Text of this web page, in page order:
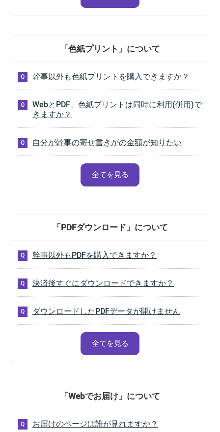
「色紙プリント」 について
幹事以外も色紙プリントを購入できますか？
WebとPDF、色紙プリントは同時に利用(併用)で
きますか？
自分が幹事の寄せ書きがの金額が知りたい
全てを見る
「PDFダウンロード」 について
幹事以外もPDFを購入できますか？
決済後すぐにダウンロードできますか？
ダウンロードしたPDFデータが開けません
全てを見る
「Webでお届け」 について
お届けのページは誰が見れますか？